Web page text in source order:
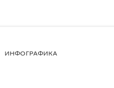
ИНФОГРАФИКА